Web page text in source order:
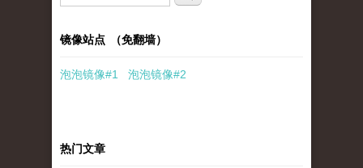
镜像站点 （免翻墙）
泡泡镜像#1 泡泡镜像#2
热门文章